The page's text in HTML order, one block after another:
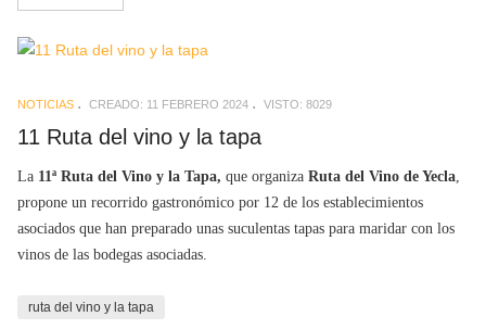
NOTICIAS CREADO: 11 FEBRERO 2024 VISTO: 8029
11 Ruta del vino y la tapa
La 11ª Ruta del Vino y la Tapa, que organiza Ruta del Vino de Yecla
propone un recorrido gastronómico por 12 de los establecimientos
asociados que han preparado unas suculentas tapas para maridar con los
vinos de las bodegas asociadas.
ruta del vino y la tapa